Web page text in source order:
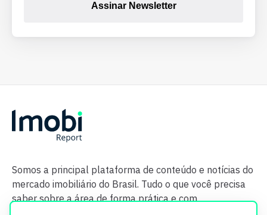
Assinar Newsletter
Somos a principal plataforma de conteúdo e notícias do
mercado imobiliário do Brasil. Tudo o que você precisa
saber sobre a área de forma prática e com